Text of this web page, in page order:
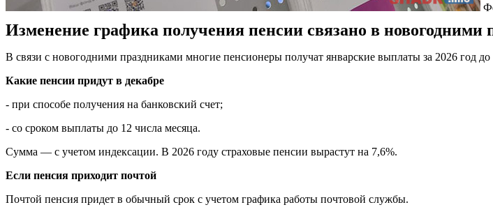
Изменение графика получения пенсии связано в новогодними
В связи с новогодними праздниками многие пенсионеры получат январские выплаты за 2026 год до
Какие пенсии придут в декабре
- при способе получения на банковский счет;
- со сроком выплаты до 12 числа месяца.
Сумма — с учетом индексации. В 2026 году страховые пенсии вырастут на 7,6%.
Если пенсия приходит почтой
Почтой пенсия придет в обычный срок с учетом графика работы почтовой службы.